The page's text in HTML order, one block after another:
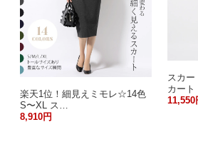
楽天1位！細見えミモレ☆14色
S〜XL ス…
8,910円
スカ
カート
11,550